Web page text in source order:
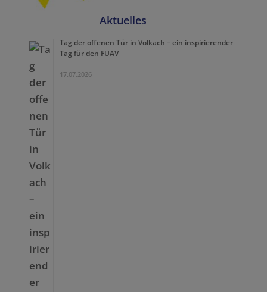
Aktuelles
Tag der offenen Tür in Volkach – ein inspirierender
Tag für den FUAV
17.07.2026